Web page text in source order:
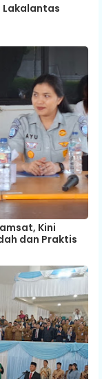
Lakalantas
Kini
dan Praktis